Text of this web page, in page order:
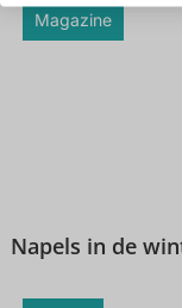
Magazine
Napels in de